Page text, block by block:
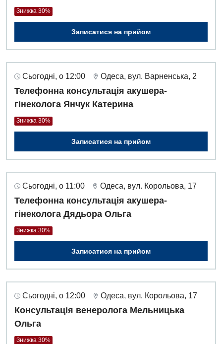
Пульмонологія
Судинна хірургія
Терапевтичне відділення
Травматологічне відділення
Травматологія і ортопедія
Урологічне відділення
Урологія
Хірургічне відділення
Для дітей
Дитяча алергологія
Дитяча гастроентерологія
Дитяча ендокринологія
Дитяча кардіоревматологія
Дитяча неврологія
Знижка 30%
Записатися на прийом
Сьогодні, о 12:00 Одеса, вул. Варненська, 2
Телефонна консультація акушера-
гінеколога Янчук Катерина
Знижка 30%
Записатися на прийом
Сьогодні, о 11:00 Одеса, вул. Корольова, 17
Телефонна консультація акушера-
гінеколога Дядьора Ольга
Знижка 30%
Записатися на прийом
Сьогодні, о 12:00 Одеса, вул. Корольова, 17
Консультація венеролога Мельницька
Ольга
Знижка 30%